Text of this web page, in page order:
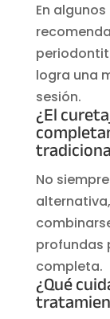
En
logra una
sesión.
¿El
No
profundas
completa.
¿Qué